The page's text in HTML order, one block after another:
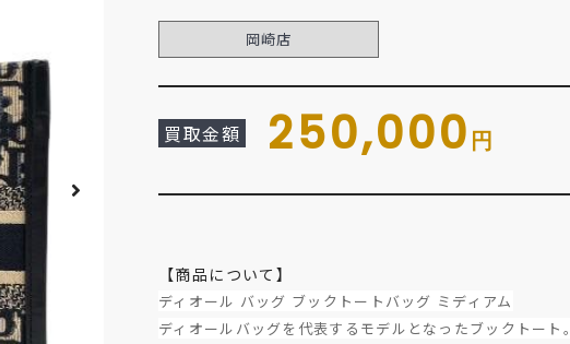
岡崎店
買取金額 250,000 円
【商品について】
ディオール バッグ ブックトートバッグ ミディアム
ディオールバッグを代表するモデルとなったブックトート。